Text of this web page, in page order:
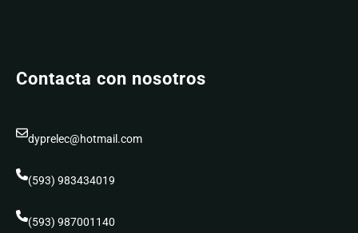
Contacta con nosotros
dyprelec@hotmail.com
(593) 983434019
(593) 987001140